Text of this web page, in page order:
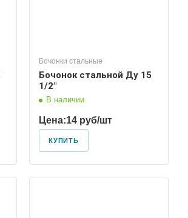
Бочонки стальные
Бочонок стальной Ду 15
1/2"
В наличии
Цена:14 руб/шт
КУПИТЬ